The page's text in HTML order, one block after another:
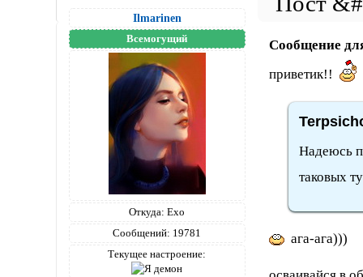
Ilmarinen
Всемогущий
Откуда: Ехо
Сообщений: 19781
Текущее настроение:
Сообщение
приветик!!
Надеюсь
таковых
ага-ага)))